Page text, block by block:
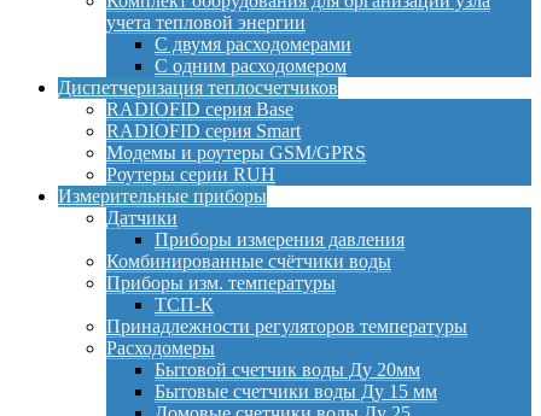
учета тепловой энергии
С двумя расходомерами
С одним расходомером
Диспетчеризация теплосчетчиков
RADIOFID серия Base
RADIOFID серия Smart
Модемы и роутеры GSM/GPRS
Роутеры серии RUH
Измерительные приборы
Датчики
Приборы измерения давления
Комбинированные счётчики воды
Приборы изм. температуры
ТСП-К
Принадлежности регуляторов температуры
Расходомеры
Бытовой счетчик воды Ду 20мм
Бытовые счетчики воды Ду 15 мм